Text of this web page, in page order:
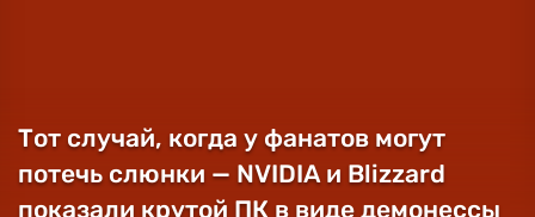
Тот случай, когда у фанатов могут
потечь слюнки — NVIDIA и Blizzard
показали крутой ПК в виде демонессы